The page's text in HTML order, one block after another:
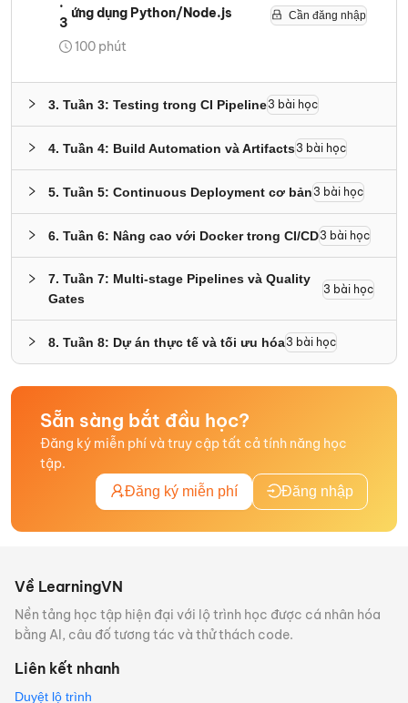
3
ứng dụng Python/Node.js
100 phút
Cần đăng nhập
3. Tuần 3: Testing trong CI Pipeline3 bài học
4. Tuần 4: Build Automation và Artifacts3 bài học
5. Tuần 5: Continuous Deployment cơ bản 3 bài học
6. Tuần 6: Nâng cao với Docker trong CI/CD3 bài học
7. Tuần 7: Multi-stage Pipelines và Quality
Gates
3 bài học
8. Tuần 8: Dự án thực tế và tối ưu hóa3 bài học
Sẵn sàng bắt đầu học?
Đăng ký miễn phí và truy cập tất cả tính năng học
tập.
Đăng ký miễn phí Đăng nhập
Về LearningVN
Nền tảng học tập hiện đại với lộ trình học được cá nhân hóa
bằng AI, câu đố tương tác và thử thách code.
Liên kết nhanh
Duyệt lộ trình